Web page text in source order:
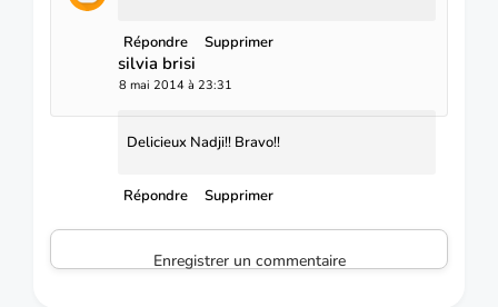
Répondre Supprimer
silvia brisi
8 mai 2014 à 23:31
Delicieux Nadji!! Bravo!!
Répondre Supprimer
Enregistrer un commentaire